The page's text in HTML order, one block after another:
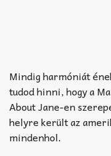
Mindig harmóniát
tudod hinni, hogy a
About Jane-en
helyre került az
mindenhol.